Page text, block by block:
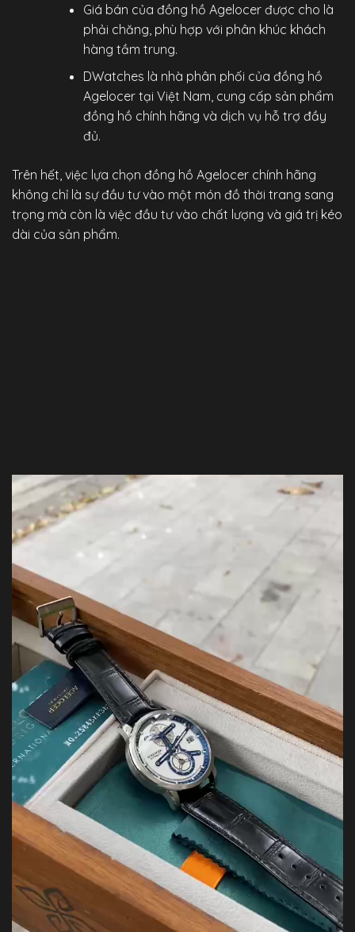
Giá bán của đồng hồ Agelocer được cho là
phải chăng, phù hợp với phân khúc khách
hàng tầm trung.
DWatches là nhà phân phối của đồng hồ
Agelocer tại Việt Nam, cung cấp sản phẩm
đồng hồ chính hãng và dịch vụ hỗ trợ đầy
đủ.
Trên hết, việc lựa chọn đồng hồ Agelocer chính hãng
không chỉ là sự đầu tư vào một món đồ thời trang sang
trọng mà còn là việc đầu tư vào chất lượng và giá trị kéo
dài của sản phẩm.